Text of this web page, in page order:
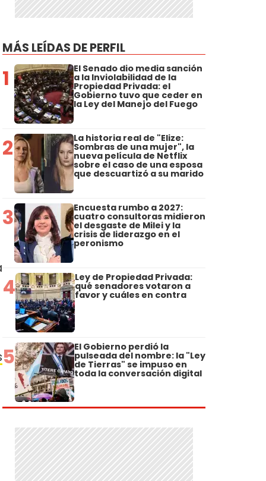
MÁS LEÍDAS DE PERFIL
1 El Senado dio media sanción
a la Inviolabilidad de la
Propiedad Privada: el
Gobierno tuvo que ceder en
la Ley del Manejo del Fuego
2 La historia real de "Elize:
Sombras de una mujer", la
nueva película de Netflix
sobre el caso de una esposa
que descuartizó a su marido
3 Encuesta rumbo a 2027:
cuatro consultoras midieron
el desgaste de Milei y la
crisis de liderazgo en el
peronismo
4 Ley de Propiedad Privada:
qué senadores votaron a
favor y cuáles en contra
5 El Gobierno perdió la
pulseada del nombre: la "Ley
de Tierras" se impuso en
toda la conversación digital